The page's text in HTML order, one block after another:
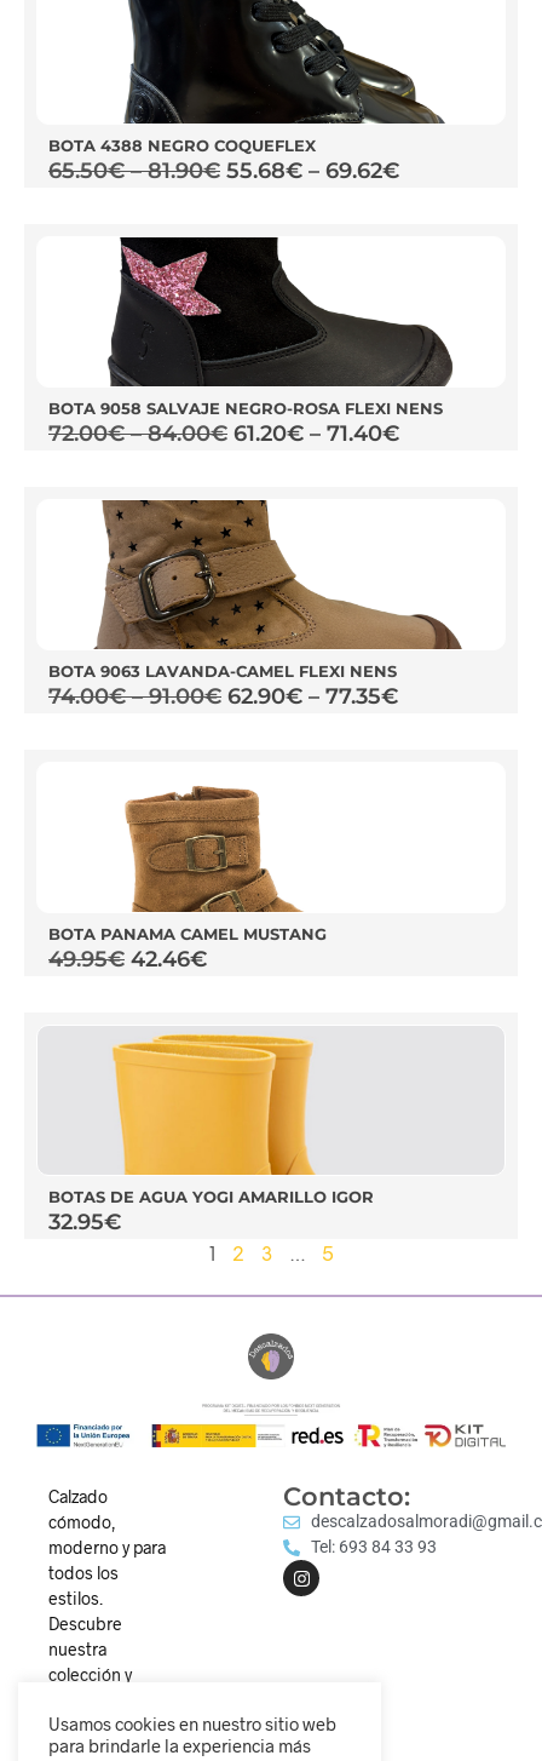
BOTA 4388 NEGRO COQUEFLEX
65.50€ – 81.90€ 55.68€ – 69.62€
BOTA 9058 SALVAJE NEGRO-ROSA FLEXI NENS
72.00€ – 84.00€ 61.20€ – 71.40€
BOTA 9063 LAVANDA-CAMEL FLEXI NENS
74.00€ – 91.00€ 62.90€ – 77.35€
BOTA PANAMA CAMEL MUSTANG
49.95€ 42.46€
BOTAS DE AGUA YOGI AMARILLO IGOR
32.95€
1 2 3 … 5
Calzado
cómodo,
moderno y para
todos los
estilos.
Descubre
nuestra
colección y
diferente.
Contacto:
Tel: 693 84 33 93
Usamos cookies en nuestro sitio web
para brindarle la experiencia más